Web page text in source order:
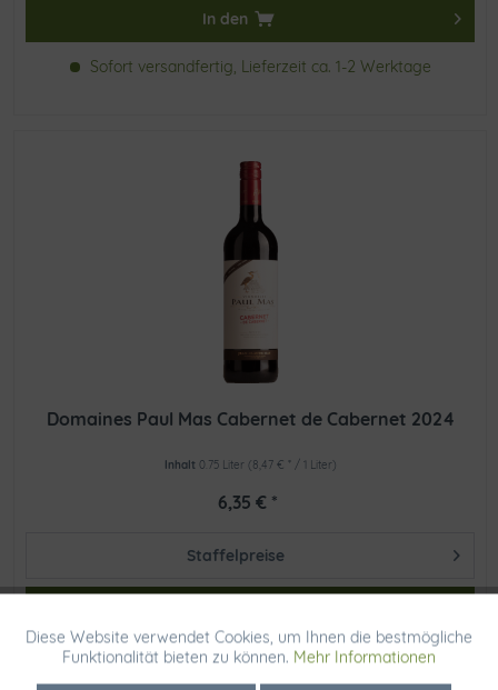
In den
Sofort versandfertig, Lieferzeit ca. 1-2 Werktage
Domaines Paul Mas Cabernet de Cabernet 2024
Inhalt 0.75 Liter (8,47 € * / 1 Liter)
6,35 € *
Staffelpreise
Lieferzeit ca. 3-4 Tage
Funktionale Aktiv
Diese Website verwendet Cookies, um Ihnen die bestmögliche
Funktionalität bieten zu können. Mehr Informationen